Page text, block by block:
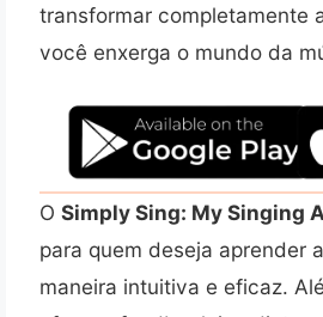
transformar completamente
você enxerga o mundo da
O Simply Sing: My Singing
para quem deseja aprender
maneira intuitiva e eficaz.